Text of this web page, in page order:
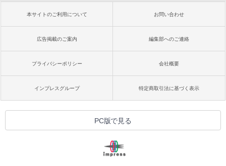
本サイトのご利用について お問い合わせ
広告掲載のご案内 編集部へのご連絡
プライバシーポリシー 会社概要
インプレスグループ 特定商取引法に基づく表示
PC版で見る